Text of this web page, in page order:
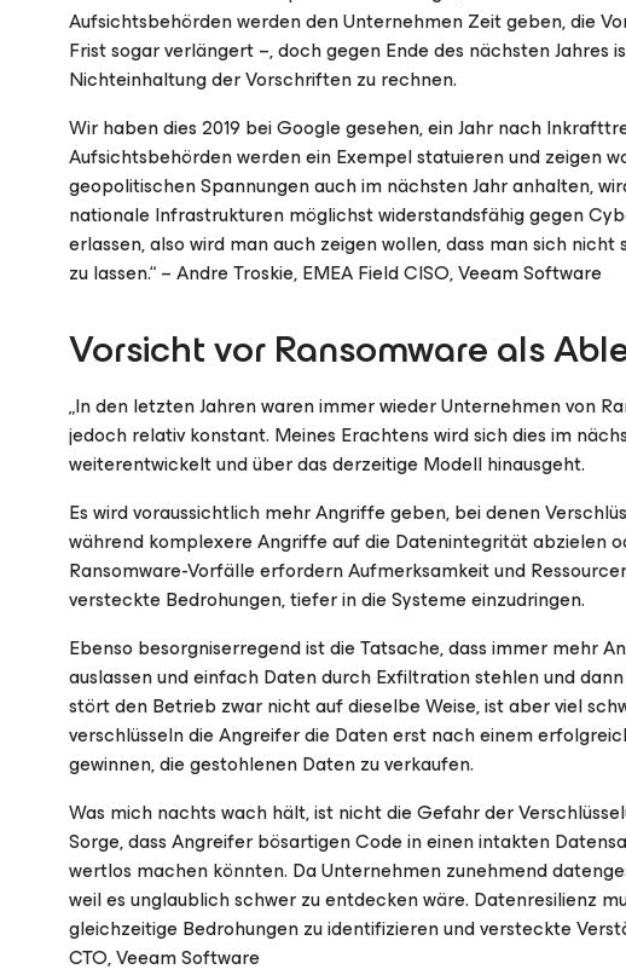
Aufsichtsbehörden werden den Unternehmen Zeit geben, die
Frist sogar verlängert –, doch gegen Ende des nächsten
Nichteinhaltung der Vorschriften zu rechnen.
Wir haben dies 2019 bei Google gesehen, ein Jahr nach
Aufsichtsbehörden werden ein Exempel statuieren und zeigen
geopolitischen Spannungen auch im nächsten Jahr anhalten,
nationale Infrastrukturen möglichst widerstandsfähig gegen
erlassen, also wird man auch zeigen wollen, dass man sich
zu lassen.“ – Andre Troskie, EMEA Field CISO, Veeam Software
Vorsicht vor Ransomware als
„In den letzten Jahren waren immer wieder Unternehmen von
jedoch relativ konstant. Meines Erachtens wird sich dies im
weiterentwickelt und über das derzeitige Modell hinausgeht.
Es wird voraussichtlich mehr Angriffe geben, bei denen
während komplexere Angriffe auf die Datenintegrität abzielen
Ransomware-Vorfälle erfordern Aufmerksamkeit und
versteckte Bedrohungen, tiefer in die Systeme einzudringen.
Ebenso besorgniserregend ist die Tatsache, dass immer mehr
auslassen und einfach Daten durch Exfiltration stehlen und
stört den Betrieb zwar nicht auf dieselbe Weise, ist aber viel
verschlüsseln die Angreifer die Daten erst nach einem
gewinnen, die gestohlenen Daten zu verkaufen.
Was mich nachts wach hält, ist nicht die Gefahr der
Sorge, dass Angreifer bösartigen Code in einen intakten
wertlos machen könnten. Da Unternehmen zunehmend
weil es unglaublich schwer zu entdecken wäre. Datenresilienz
gleichzeitige Bedrohungen zu identifizieren und versteckte
CTO, Veeam Software